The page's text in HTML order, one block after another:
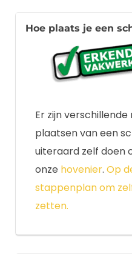
Hoe plaats je een
Er zijn
plaatsen van een
uiteraard zelf doen
onze hovenier. Op
stappenplan om
zetten.